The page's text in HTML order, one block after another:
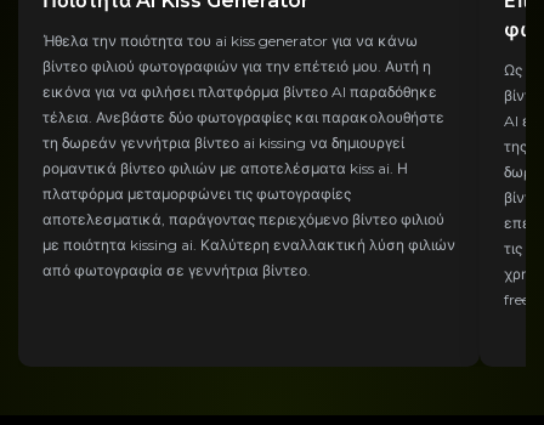
Ήθελα την ποιότητα του ai kiss generator για να κάνω
βίντεο φιλιού φωτογραφιών για την επέτειό μου. Αυτή η
εικόνα για να φιλήσει πλατφόρμα βίντεο AI παραδόθηκε
τέλεια. Ανεβάστε δύο φωτογραφίες και παρακολουθήστε
τη δωρεάν γεννήτρια βίντεο ai kissing να δημιουργεί
ρομαντικά βίντεο φιλιών με αποτελέσματα kiss ai. Η
πλατφόρμα μεταμορφώνει τις φωτογραφίες
αποτελεσματικά, παράγοντας περιεχόμενο βίντεο φιλιού
με ποιότητα kissing ai. Καλύτερη εναλλακτική λύση φιλιών
από φωτογραφία σε γεννήτρια βίντεο.
Ως
AI
της
τις
free.